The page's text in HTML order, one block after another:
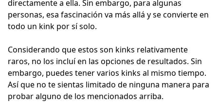
directamente a ella. Sin embargo, para algunas
personas, esa fascinación va más allá y se convierte en
todo un kink por sí solo.
Considerando que estos son kinks relativamente
raros, no los incluí en las opciones de resultados. Sin
embargo, puedes tener varios kinks al mismo tiempo.
Así que no te sientas limitado de ninguna manera para
probar alguno de los mencionados arriba.